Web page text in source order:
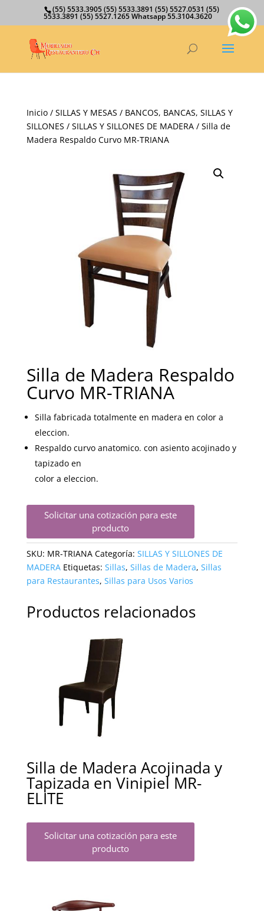
(55) 5533.3905 (55) 5533.3891 (55) 5527.0531 (55)
5533.3891 (55) 5527.1265 Whatsapp 55.3104.3620
Inicio/ SILLAS Y MESAS / BANCOS, BANCAS, SILLAS Y
SILLONES / SILLAS Y SILLONES DE MADERA/ Silla de
Madera Respaldo Curvo MR-TRIANA
Silla de Madera Respaldo
Curvo MR-TRIANA
Silla fabricada totalmente en madera en color a
eleccion.
Respaldo curvo anatomico. con asiento acojinado y
tapizado en
color a eleccion.
Solicitar una cotización para este
producto
SKU: MR-TRIANA Categoría: SILLAS Y SILLONES DE
MADERA Etiquetas: Sillas, Sillas de Madera, Sillas
para Restaurantes, Sillas para Usos Varios
Productos relacionados
Silla de Madera Acojinada y
Tapizada en Vinipiel MR-
ELITE
Solicitar una cotización para este
producto